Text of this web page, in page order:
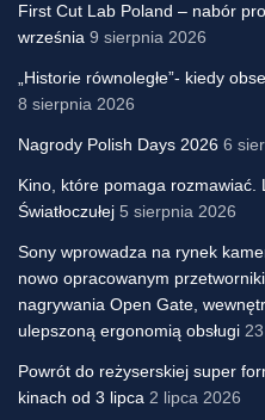
First Cut Lab Poland – nabór
września 9 sierpnia 2026
„Historie równoległe”- kiedy
8 sierpnia 2026
Nagrody Polish Days 2026 6
Kino, które pomaga rozmawiać.
Światłoczułej 5 sierpnia 2026
Sony wprowadza na rynek
nowo opracowanym
nagrywania Open Gate,
ulepszoną ergonomią obsługi
Powrót do reżyserskiej super
kinach od 3 lipca 2 lipca 2026